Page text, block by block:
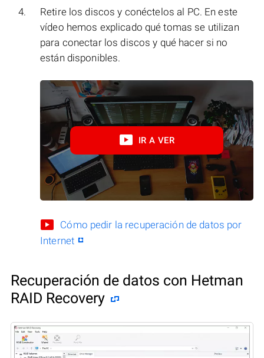
Retire los discos y conéctelos al PC. En este
vídeo hemos explicado qué tomas se utilizan
para conectar los discos y qué hacer si no
están disponibles.
IR A VER
Cómo pedir la recuperación de datos por
Internet
Recuperación de datos con Hetman
RAID Recovery